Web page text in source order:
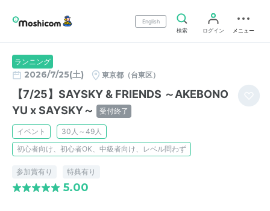
English
検索
ログイン メニュー
ランニング
2026/7/25(土) 東京都（台東区）
【7/25】SAYSKY & FRIENDS ～AKEBONO
YU x SAYSKY～
受付終了
イベント
30人～49人
初心者向け、初心者OK、中級者向け、レベル問わず
参加賞有り 特典有り
5.00